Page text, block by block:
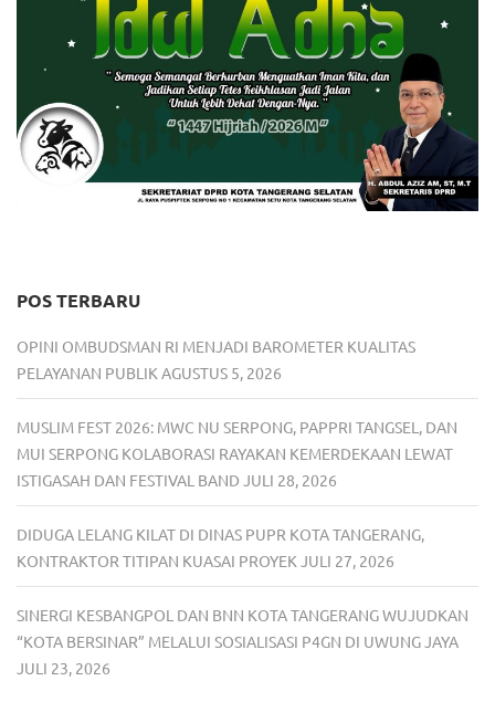
POS TERBARU
OPINI OMBUDSMAN RI MENJADI BAROMETER KUALITAS
PELAYANAN PUBLIK AGUSTUS 5, 2026
MUSLIM FEST 2026: MWC NU SERPONG, PAPPRI TANGSEL, DAN
MUI SERPONG KOLABORASI RAYAKAN KEMERDEKAAN LEWAT
ISTIGASAH DAN FESTIVAL BAND JULI 28, 2026
DIDUGA LELANG KILAT DI DINAS PUPR KOTA TANGERANG,
KONTRAKTOR TITIPAN KUASAI PROYEK JULI 27, 2026
SINERGI KESBANGPOL DAN BNN KOTA TANGERANG WUJUDKAN
“KOTA BERSINAR” MELALUI SOSIALISASI P4GN DI UWUNG JAYA
JULI 23, 2026